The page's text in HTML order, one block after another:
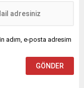
adım, e-posta adresim